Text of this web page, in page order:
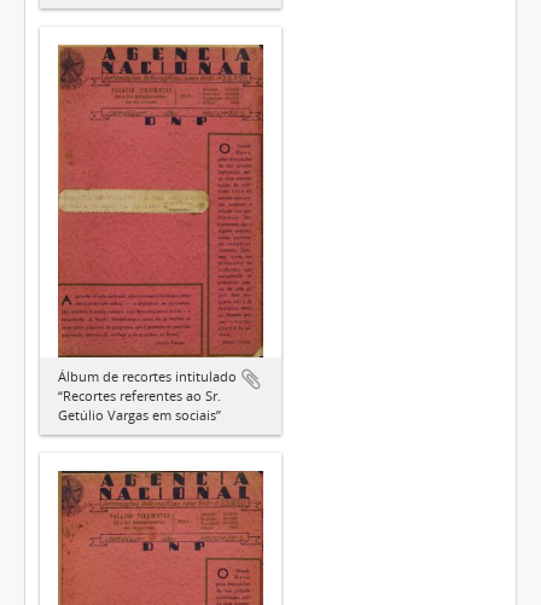
Álbum de recortes intitulado
“Recortes referentes ao Sr.
Getúlio Vargas em sociais”